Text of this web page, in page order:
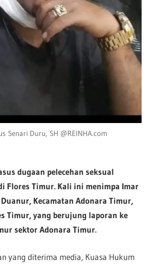
Senari Duru, SH @REINHA.com
dugaan pelecehan seksual
Flores Timur. Kali ini menimpa Imar
Kecamatan Adonara Timur,
Timur, yang berujung laporan ke
sektor Adonara Timur.
yang diterima media, Kuasa Hukum